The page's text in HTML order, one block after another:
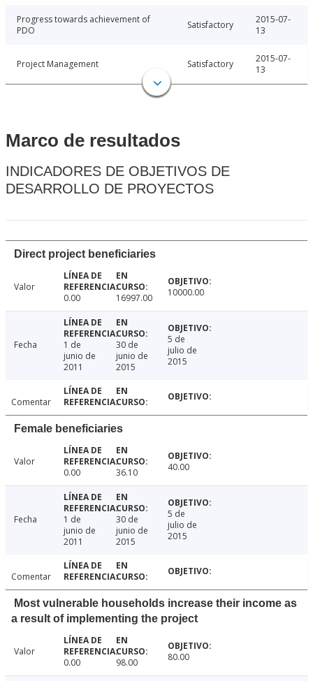
Progress towards achievement of
PDO
Satisfactory
2015-07-
13
Project Management Satisfactory
2015-07-
13
Marco de resultados
INDICADORES DE OBJETIVOS DE
DESARROLLO DE PROYECTOS
Direct project beneficiaries
Valor
0.00
16997.00 10000.00
Fecha
1 de
junio de
2011
30 de
junio de
2015
5 de
julio de
2015
Comentar
Female beneficiaries
Valor
0.00
36.10 40.00
Fecha
1 de
junio de
2011
30 de
junio de
2015
5 de
julio de
2015
Comentar
Most vulnerable households increase their income as
a result of implementing the project
Valor
0.00
98.00 80.00